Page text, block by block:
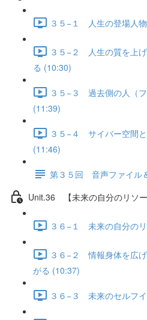
３５−１ 人生の登場人
３５−２ 人生の質を上
る (10:30)
３５−３ 過去側の人（
(11:39)
３５−４ サイバー空間
(11:46)
第３５回 音声ファイル
Unit.36 【未来の自分のリソー
３６−１ 未来の自分の
３６−２ 情報身体を広
がる (10:37)
３６−３ 未来のセルフ